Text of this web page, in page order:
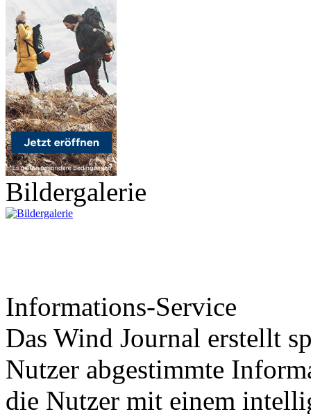
Bildergalerie
Informations-Service
Das Wind Journal erstellt
Nutzer abgestimmte
die Nutzer mit einem